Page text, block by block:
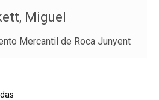
Miguel
Mercantil de Roca Junyent